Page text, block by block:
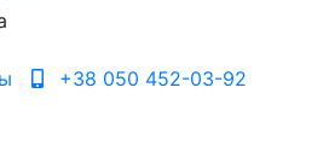
+38 050 452-03-92